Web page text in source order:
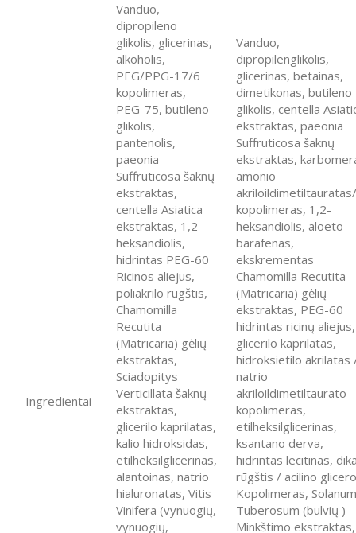
Ingredientai
Vanduo,
dipropileno
glikolis, glicerinas,
alkoholis,
PEG/PPG-17/6
kopolimeras,
PEG-75, butileno
glikolis,
pantenolis,
paeonia
Suffruticosa šaknų
ekstraktas,
centella Asiatica
ekstraktas, 1,2-
heksandiolis,
hidrintas PEG-60
Ricinos aliejus,
poliakrilo rūgštis,
Chamomilla
Recutita
(Matricaria) gėlių
ekstraktas,
Sciadopitys
Verticillata šaknų
ekstraktas,
glicerilo kaprilatas,
kalio hidroksidas,
etilheksilglicerinas,
alantoinas, natrio
hialuronatas, Vitis
Vinifera (vynuogių,
vynuogių,
Vanduo,
dipropilenglikolis,
glicerinas, betainas,
dimetikonas, butileno
glikolis, centella
ekstraktas, paeonia
Suffruticosa šaknų
ekstraktas,
amonio
kopolimeras, 1,2-
heksandiolis, aloeto
barafenas,
ekskrementas
Chamomilla Recutita
(Matricaria) gėlių
ekstraktas, PEG-60
hidrintas ricinų aliejus,
glicerilo kaprilatas,
hidroksietilo akrilatas
natrio
akriloildimetiltaurato
kopolimeras,
etilheksilglicerinas,
ksantano derva,
hidrintas lecitinas,
rūgštis / acilino
Kopolimeras, Solanum
Tuberosum (bulvių )
Minkštimo ekstraktas,